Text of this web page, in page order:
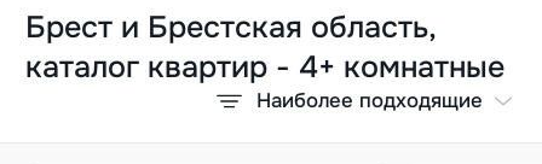
Брест и Брестская область,
каталог квартир - 4+ комнатные
Наиболее подходящие